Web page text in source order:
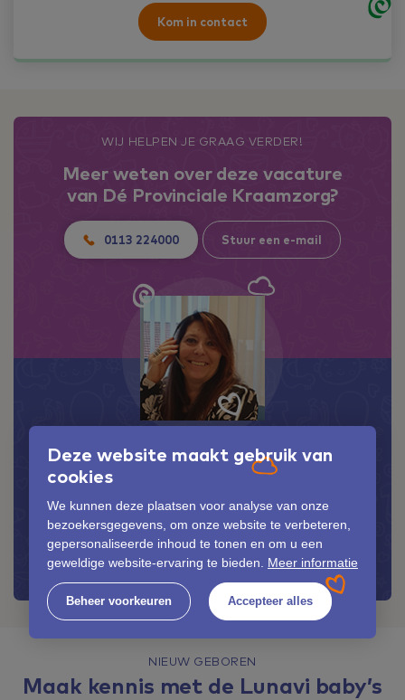
Deze website maakt gebruik van
cookies
We kunnen deze plaatsen voor analyse van onze
bezoekersgegevens, om onze website te verbeteren,
gepersonaliseerde inhoud te tonen en om u een
geweldige website-ervaring te bieden. Meer informatie
Beheer voorkeuren Accepteer alles
Kom in contact
WIJ HELPEN JE GRAAG VERDER!
Meer weten over deze vacature
van Dé Provinciale Kraamzorg?
0113 224000 Stuur een e-mail
GOED OPGELEIDE EN ERVAREN KRAAMVERZORGENDE
Schrijf je meteen in bij
Dé Provinciale Kraamzorg
Direct inschrijven
NIEUW GEBOREN
Maak kennis met de Lunavi baby’s